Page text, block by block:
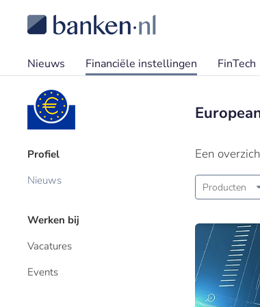
Nieuws Financiële instellingen FinTech
Profiel
Nieuws
Werken bij
Vacatures
Events
Een
Producten